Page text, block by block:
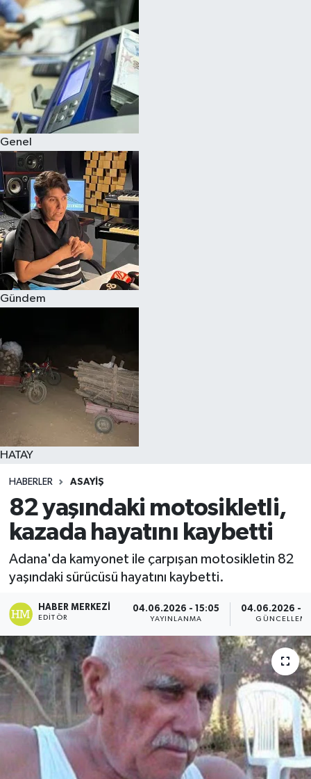
Genel
Gündem
HATAY
HABERLER ASAYIŞ
82 yaşındaki motosikletli,
kazada hayatını kaybetti
Adana'da kamyonet ile çarpışan motosikletin 82
yaşındaki sürücüsü hayatını kaybetti.
HABER MERKEZI
EDITÖR
04.06.2026 - 15:05
YAYINLANMA
04.06.2026 -
Spor
Teknoloji
Yaşam